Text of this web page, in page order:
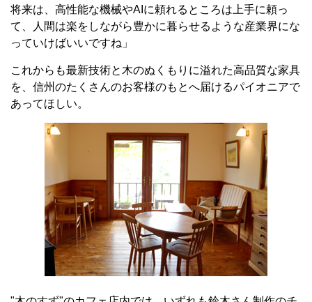
将来は、高性能な機械やAIに頼れるところは上手に頼っ
て、人間は楽をしながら豊かに暮らせるような産業界にな
っていけばいいですね」
これからも最新技術と木のぬくもりに溢れた高品質な家具
を、信州のたくさんのお客様のもとへ届けるパイオニアで
あってほしい。